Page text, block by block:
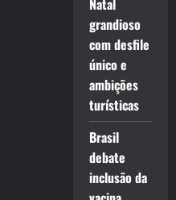
Natal
grandioso
com desfile
único e
ambições
turísticas
Brasil
debate
inclusão da